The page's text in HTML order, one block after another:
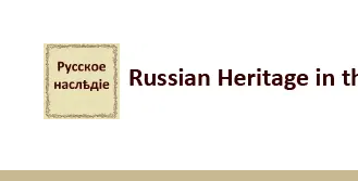
содержимому